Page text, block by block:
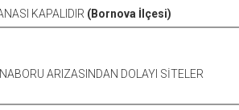
KAPALIDIR (Bornova İlçesi)
ARIZASINDAN DOLAYI SİTELER